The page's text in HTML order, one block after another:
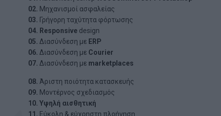
02. Μηχανισμοί ασφαλείας
03. Γρήγορη ταχύτητα φόρτωσης
04. Responsive design
05. Διασύνδεση με ERP
06. Διασύνδεση με Courier
07. Διασύνδεση με marketplaces
08. Άριστη ποιότητα κατασκευής
09. Μοντέρνος σχεδιασμός
10. Υψηλή αισθητική
11. Εύκολη & εύχρηστη πλοήγηση